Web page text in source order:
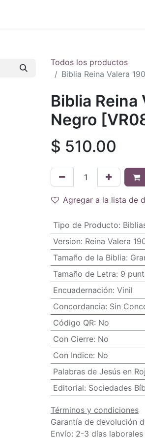
Todos los productos
Biblia Reina Valera
Biblia Reina
Negro
$ 510.00
Agregar a la lista de
Tipo de Producto:
Version: Reina Valera
Tamaño de la Biblia:
Tamaño de Letra: 9
Encuadernación: Vinil
Concordancia: Sin
Código QR: No
Con Cierre: No
Con Indice: No
Palabras de Jesús en
Editorial: Sociedades
Términos y condiciones
Garantía de devolución
Envío: 2-3 días laborales